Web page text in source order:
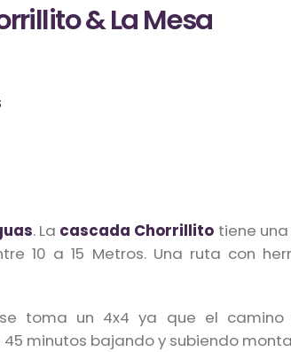
& La Mesa
. La cascada Chorrillito tiene
10 a 15 Metros. Una ruta con
toma un 4x4 ya que el camino
minutos bajando y subiendo